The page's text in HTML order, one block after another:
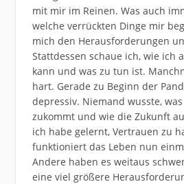
mit mir im Reinen. Was auch
welche verrückten Dinge mir
mich den Herausforderungen
Stattdessen schaue ich, wie ich
kann und was zu tun ist.
hart. Gerade zu Beginn der
depressiv. Niemand wusste,
zukommt und wie die Zukunft
ich habe gelernt, Vertrauen zu
funktioniert das Leben nun
Andere haben es weitaus
eine viel größere